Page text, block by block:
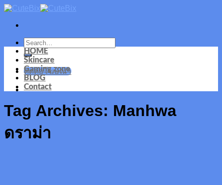
Skip
content
ติดต่อโฆษณา
HOME
Skincare
Gaming zone
BLOG
Contact
Tag Archives: Manhwa
ดราม่า